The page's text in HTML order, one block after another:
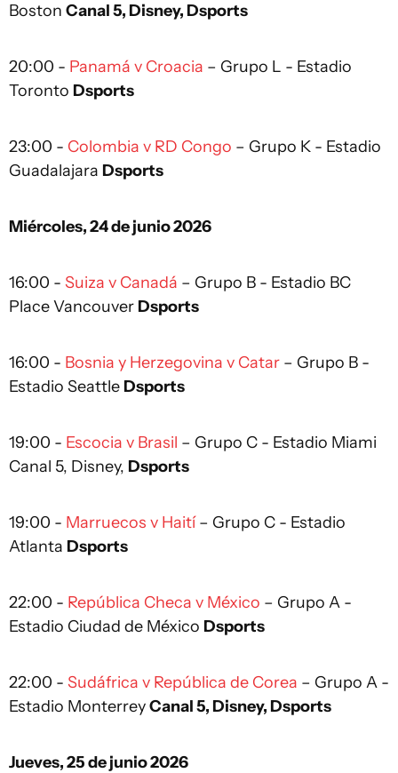
Boston Canal 5, Disney, Dsports
20:00 - Panamá v Croacia – Grupo L - Estadio
Toronto Dsports
23:00 - Colombia v RD Congo – Grupo K - Estadio
Guadalajara Dsports
Miércoles, 24 de junio 2026
16:00 - Suiza v Canadá – Grupo B - Estadio BC
Place Vancouver Dsports
16:00 - Bosnia y Herzegovina v Catar – Grupo B -
Estadio Seattle Dsports
19:00 - Escocia v Brasil – Grupo C - Estadio Miami
Canal 5, Disney, Dsports
19:00 - Marruecos v Haití– Grupo C - Estadio
Atlanta Dsports
22:00 - República Checa v México – Grupo A -
Estadio Ciudad de México Dsports
22:00 - Sudáfrica v República de Corea – Grupo A -
Estadio MonterreyCanal 5, Disney, Dsports
Jueves, 25 de junio 2026